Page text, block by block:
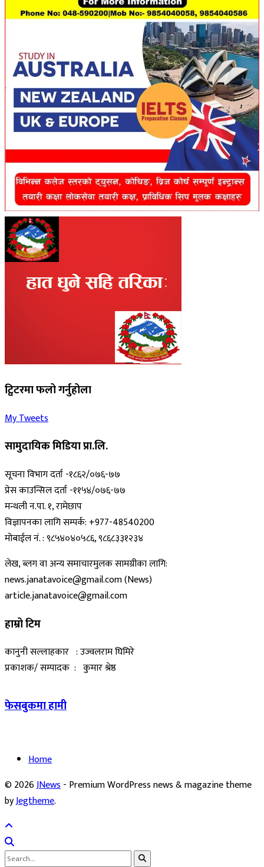
ट्विटरमा फलो गर्नुहोला
My Tweets
सामुदायिक मिडिया प्रा.लि.
सूचना विभाग दर्ता -१८६२/०७६-७७
प्रेस काउन्सिल दर्ता -११५४/०७६-७७
मन्थली न.पा. १, रामेछाप
विज्ञापनका लागि सम्पर्क: +977-48540200
मोबाईल नं. : ९८५४०४०५८६, ९८६८३३१२३४
लेख, ब्लग वा अन्य समाचारमुलक सामग्रीका लागि:
news.janatavoice@gmail.com (News)
article.janatavoice@gmail.com
हाम्रो टिम
कानुनी सल्लाहकार : उज्वलराम घिमिरे
प्रकाशक/ सम्पादक : कुमार श्रेष्ठ
फेसबुकमा हामी
Home
© 2026JNews- Premium WordPress news & magazine theme
byJegtheme.